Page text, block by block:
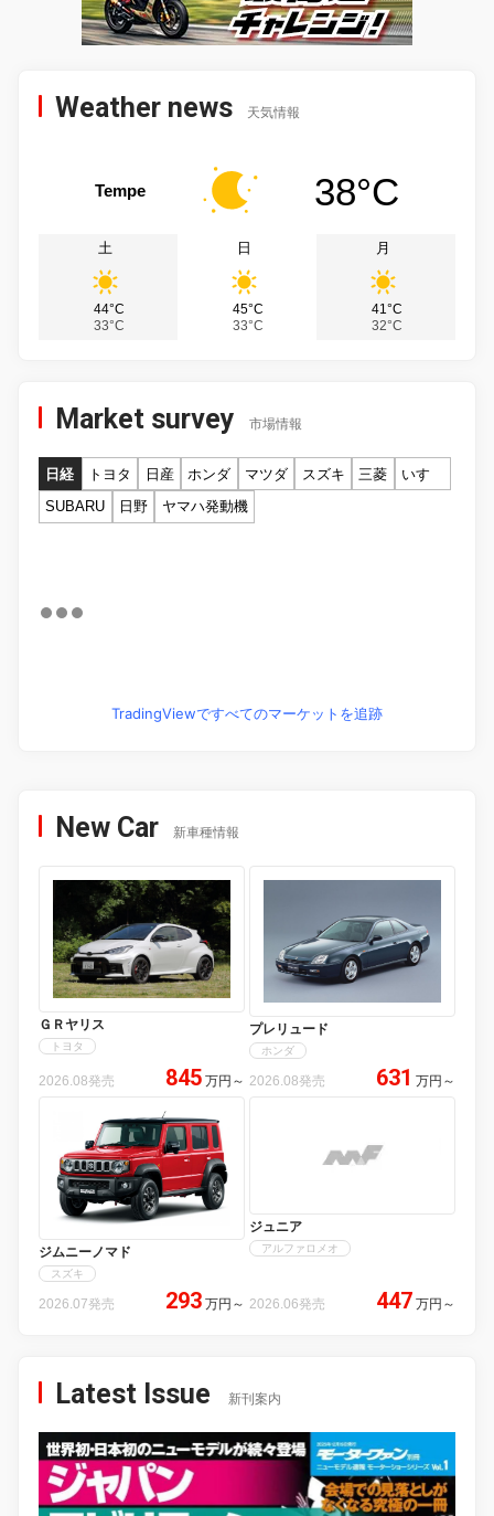
Weather news 天気情報
Tempe 38°C
土
44°C
33°C
日
45°C
33°C
月
41°C
32°C
Market survey 市場情報
日経 トヨタ 日産 ホンダ マツダ スズキ 三菱
いすゞ
SUBARU
日野 ヤマハ発動機
TradingViewですべてのマーケットを追跡
New Car 新車種情報
ＧＲヤリス
トヨタ
2026.08発売 845 万円 ～
プレリュード
ホンダ
2026.08発売 631 万円 ～
ジムニーノマド
スズキ
2026.07発売 293 万円 ～
ジュニア
アルファロメオ
2026.06発売 447 万円 ～
Latest Issue 新刊案内